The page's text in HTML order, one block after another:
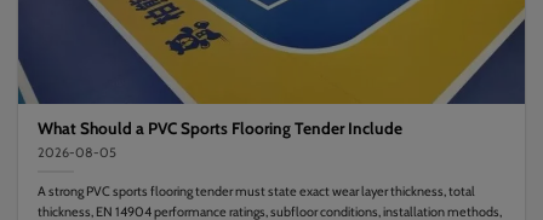
What Should a PVC Sports Flooring Tender Include
2026-08-05
A strong PVC sports flooring tender must state exact wear layer thickness, total
thickness, EN 14904 performance ratings, subfloor conditions, installation methods,